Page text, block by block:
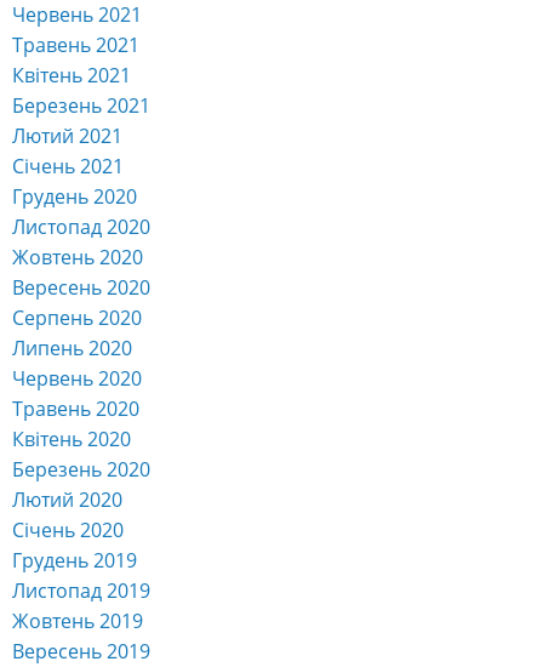
Червень 2021
Травень 2021
Квітень 2021
Березень 2021
Лютий 2021
Січень 2021
Грудень 2020
Листопад 2020
Жовтень 2020
Вересень 2020
Серпень 2020
Липень 2020
Червень 2020
Травень 2020
Квітень 2020
Березень 2020
Лютий 2020
Січень 2020
Грудень 2019
Листопад 2019
Жовтень 2019
Вересень 2019